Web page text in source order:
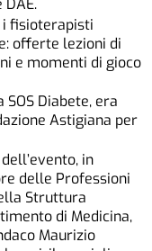
i fisioterapisti
offerte lezioni di
e momenti di gioco
Diabete, era
Astigiana per
in
delle Professioni
Struttura
di Medicina,
Maurizio